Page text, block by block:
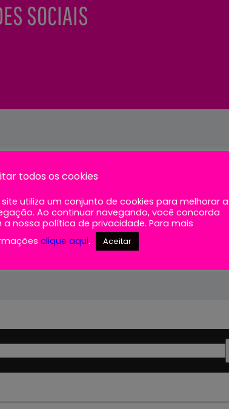
SOCIAIS
todos os cookies
site utiliza um conjunto de cookies para melhorar a
Ao continuar navegando, você concorda
a nossa política de privacidade. Para mais
clique aqui. Aceitar